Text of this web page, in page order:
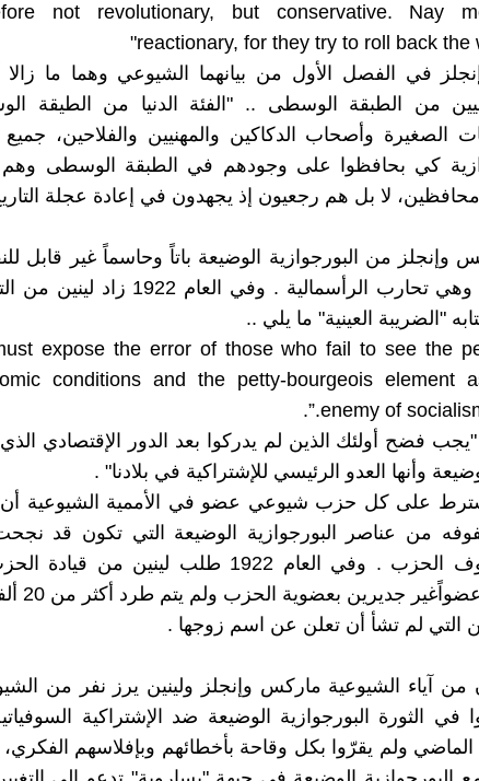
not revolutionary, but conservative. Nay
reactionary, for they try to roll back the
في الفصل الأول من بيانهما الشيوعي وهما ما زالا
من الطبقة الوسطى .. "الفئة الدنيا من الطيقة
الصغيرة وأصحاب الدكاكين والمهنيين والفلاحين، جميع
كي بحافظوا على وجودهم في الطبقة الوسطى وهم
لا بل هم رجعيون إذ يجهدون في إعادة عجلة
من البورجوازية الوضيعة باتاً وحاسماً غير قابل
فهي رجعية حتى وهي تحارب الرأسمالية . وفي العام 1922
"الضريبة العينية" ما يلي ..
must expose the error of those who fail to see the
conditions and the petty-bourgeois element
enemy of
"يجب فضح أولئك الذين لم يدركوا بعد الدور الإقتصادي
وأنها العدو الرئيسي للإشتراكية في بلادنا" .
على كل حزب شيوعي عضو في الأممية الشيوعية أن
من عناصر البورجوازية الوضيعة التي تكون قد
التسلل إلى صفوف الحزب . وفي العام 1922 طلب لينين من
تصفي 100
التي لم تشأ أن تعلن عن اسم زوجها .
آياء الشيوعية ماركس وإنجلز ولينين يرز نفر من
في الثورة البورجوازية الوضيعة ضد الإشتراكية
ولم يقرّوا بكل وقاحة بأخطائهم وبإفلاسهم الفكري،